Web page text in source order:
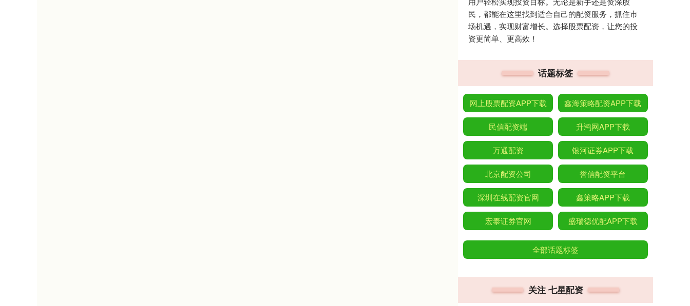
民，都能在这里找到适合自己的配资服务，抓住市
场机遇，实现财富增长。选择股票配资，让您的投
资更简单、更高效！
话题标签
网上股票配资APP下载 鑫海策略配资APP下载
民信配资端 升鸿网APP下载
万通配资 银河证券APP下载
北京配资公司 誉信配资平台
深圳在线配资官网 鑫策略APP下载
宏泰证券官网 盛瑞德优配APP下载
全部话题标签
关注 七星配资